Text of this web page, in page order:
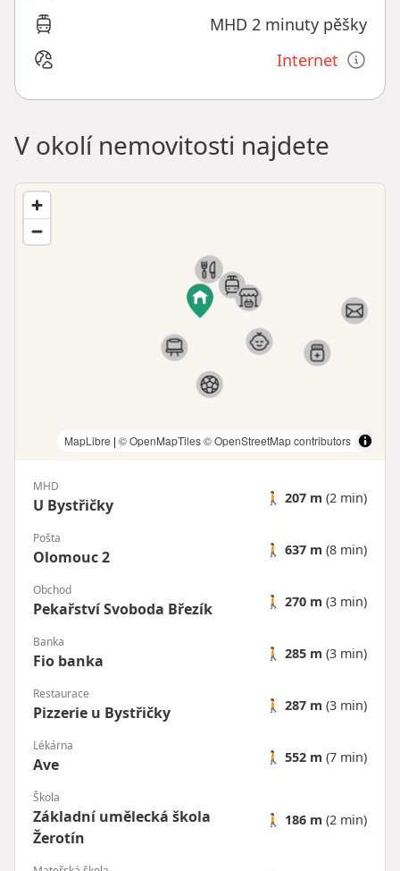
MHD 2 minuty pěšky
Internet
V okolí nemovitosti najdete
MapLibre | © OpenMapTiles© OpenStreetMap contributors
MHD
U Bystřičky 🚶 207 m (2 min)
Pošta
Olomouc 2 🚶 637 m (8 min)
Obchod
Pekařství Svoboda Březík 🚶 270 m (3 min)
Banka
Fio banka 🚶 285 m (3 min)
Restaurace
Pizzerie u Bystřičky 🚶 287 m (3 min)
Lékárna
Ave 🚶 552 m (7 min)
Škola
Základní umělecká škola
Žerotín
🚶 186 m (2 min)